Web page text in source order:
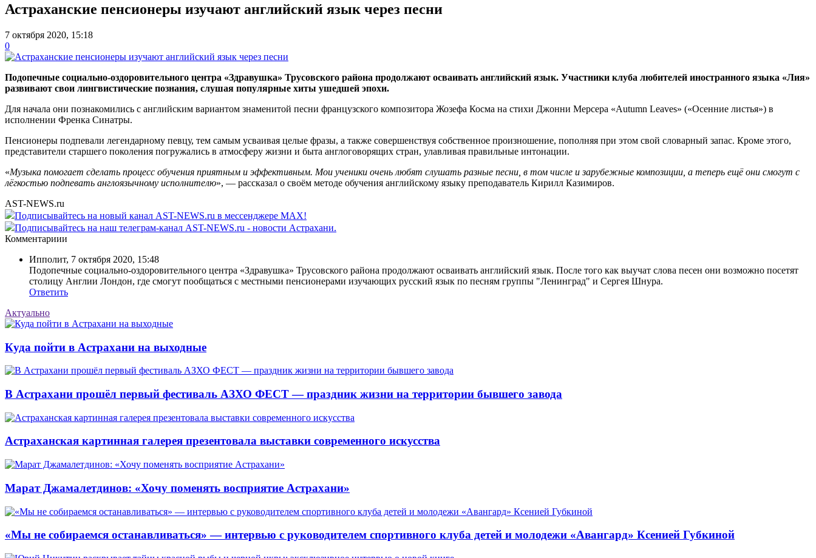
Астраханские пенсионеры изучают английский язык через песни
7 октября 2020, 15:18
0
Подопечные социально-оздоровительного центра «Здравушка» Трусовского района продолжают осваивать английский язык. Участники клуба любителей иностранного языка «Лия»
развивают свои лингвистические познания, слушая популярные хиты ушедшей эпохи.
Для начала они познакомились с английским вариантом знаменитой песни французского композитора Жозефа Косма на стихи Джонни Мерсера «Autumn Leaves» («Осенние листья») в
исполнении Френка Синатры.
Пенсионеры подпевали легендарному певцу, тем самым усваивая целые фразы, а также совершенствуя собственное произношение, пополняя при этом свой словарный запас. Кроме этого,
представители старшего поколения погружались в атмосферу жизни и быта англоговорящих стран, улавливая правильные интонации.
«Музыка помогает сделать процесс обучения приятным и эффективным. Мои ученики очень любят слушать разные песни, в том числе и зарубежные композиции, а теперь ещё они смогут с
лёгкостью подпевать англоязычному исполнителю», — рассказал о своём методе обучения английскому языку преподаватель Кирилл Казимиров.
AST-NEWS.ru
Подписывайтесь на новый канал AST-NEWS.ru в мессенджере MAX!
Подписывайтесь на наш телеграм-канал AST-NEWS.ru - новости Астрахани.
Комментариии
Ипполит, 7 октября 2020, 15:48
Подопечные социально-оздоровительного центра «Здравушка» Трусовского района продолжают осваивать английский язык. После того как выучат слова песен они возможно посетят
столицу Англии Лондон, где смогут пообщаться с местными пенсионерами изучающих русский язык по песням группы "Ленинград" и Сергея Шнура.
Ответить
Актуально
Куда пойти в Астрахани на выходные
В Астрахани прошёл первый фестиваль АЗХО ФЕСТ — праздник жизни на территории бывшего завода
Астраханская картинная галерея презентовала выставки современного искусства
Марат Джамалетдинов: «Хочу поменять восприятие Астрахани»
«Мы не собираемся останавливаться» — интервью с руководителем спортивного клуба детей и молодежи «Авангард» Ксенией Губкиной